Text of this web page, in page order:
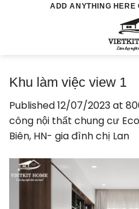
ADD ANYTHING HERE
Khu làm việc view 1
Published12/07/2023at
công nội thất chung cư
Biên, HN- gia đình chị Lan